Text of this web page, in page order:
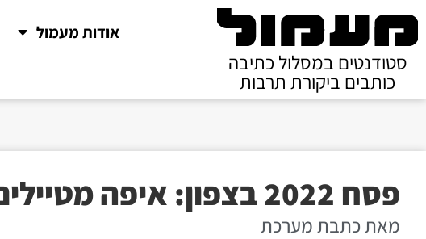
סטודנטים במסלול כתיבה
כותבים ביקורת תרבות
אודות מעמול
פסח 2022 בצפון: איפה מטיילים, אוכלים ומבלים?
מאת כתבת מערכת